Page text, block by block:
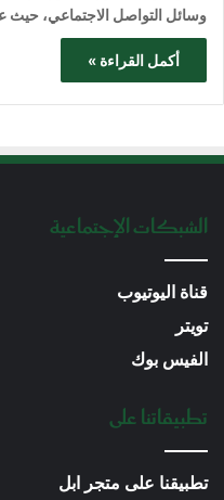
وسائل التواصل الاجتماعي،
أكمل القراءة »
الشبكات الإجتماعية
قناة اليوتيوب
تويتر
الفيس بوك
تطبيقاتنا على
تطبيقنا على متجر ابل